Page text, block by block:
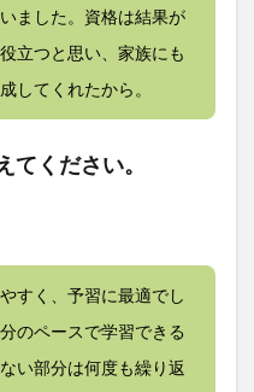
ました。資格は結果が
立つと思い、家族にも
してくれたから。
てください。
すく、予習に最適でし
のペースで学習できる
い部分は何度も繰り返